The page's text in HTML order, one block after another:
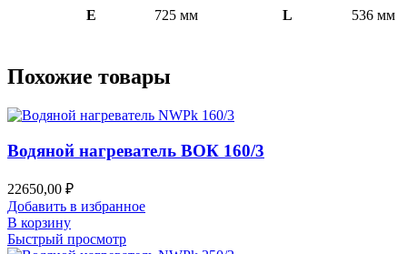
E 725 мм L 536 мм
Похожие товары
Водяной нагреватель ВОК 160/3
22650,00 ₽
Добавить в избранное
В корзину
Быстрый просмотр